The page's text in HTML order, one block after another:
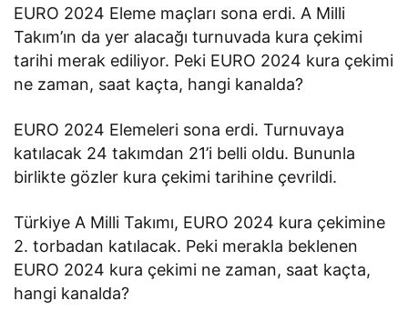
EURO 2024 Eleme maçları sona erdi. A Milli
Takım’ın da yer alacağı turnuvada kura çekimi
tarihi merak ediliyor. Peki EURO 2024 kura çekimi
ne zaman, saat kaçta, hangi kanalda?
EURO 2024 Elemeleri sona erdi. Turnuvaya
katılacak 24 takımdan 21’i belli oldu. Bununla
birlikte gözler kura çekimi tarihine çevrildi.
Türkiye A Milli Takımı, EURO 2024 kura çekimine
2. torbadan katılacak. Peki merakla beklenen
EURO 2024 kura çekimi ne zaman, saat kaçta,
hangi kanalda?